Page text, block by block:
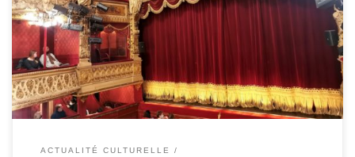
assisté à une représentation de La Machine de Turing (4
Molières) au théâtre Palais Royal à Paris.Cette représentation
portait sur la vie tragique du grand […]
ACTUALITÉ CULTURELLE